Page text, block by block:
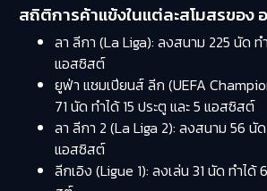
สถิติการค้าแข้งในแต่ละสโมสรของ
ลา ลีกา (La Liga): ลงสนาม 225 นัด ท
แอสซิสต์
ยูฟ่า แชมเปียนส์ ลีก (UEFA
71 นัด ทำได้ 15 ประตู และ 5 แอสซิสต์
ลา ลีกา 2 (La Liga 2): ลงสนาม 56 นั
แอสซิสต์
ลีกเอิง (Ligue 1): ลงเล่น 31 นัด ทำได้